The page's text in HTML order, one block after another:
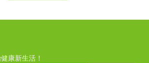
康新生活！